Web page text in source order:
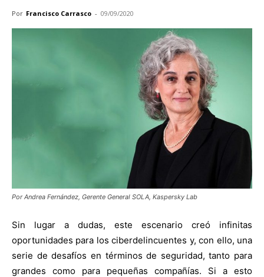
Por Francisco Carrasco - 09/09/2020
Por Andrea Fernández, Gerente General SOLA, Kaspersky Lab
Sin lugar a dudas, este escenario creó infinitas
oportunidades para los ciberdelincuentes y, con ello, una
serie de desafíos en términos de seguridad, tanto para
grandes como para pequeñas compañías. Si a esto